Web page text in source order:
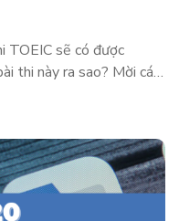
TOEIC sẽ có được
thi này ra sao? Mời các
tìm hiểu tất tần tật về
gì? Trên các diễn đàn